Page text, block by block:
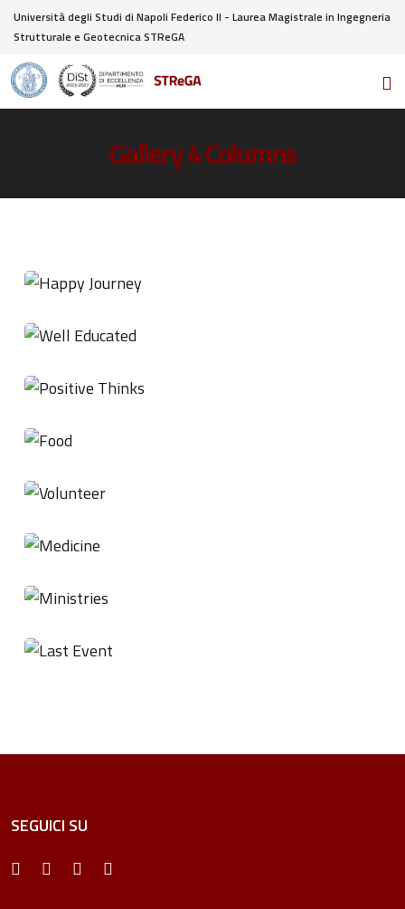
Università degli Studi di Napoli Federico II - Laurea Magistrale in Ingegneria
Strutturale e Geotecnica STReGA
Gallery 4 Columns
SEGUICI SU